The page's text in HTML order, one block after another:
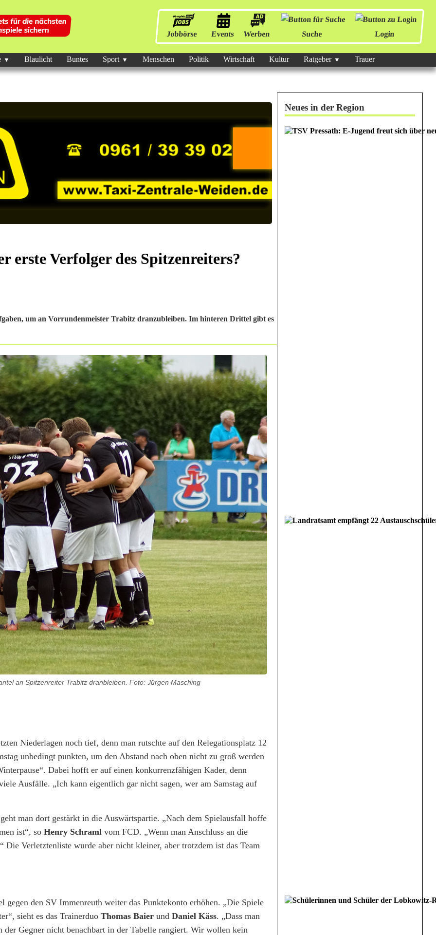
Jobbörse Events Werben Suche Login
Blaulicht Buntes Sport Menschen Politik Wirtschaft Kultur Ratgeber Trauer
erste Verfolger des Spitzenreiters?
um an Vorrundenmeister Trabitz dranzubleiben. Im hinteren Drittel gibt es
an Spitzenreiter Trabitz dranbleiben. Foto: Jürgen Masching
Niederlagen noch tief, denn man rutschte auf den Relegationsplatz 12
unbedingt punkten, um den Abstand nach oben nicht zu groß werden
Dabei hofft er auf einen konkurrenzfähigen Kader, denn
Ausfälle. „Ich kann eigentlich gar nicht sagen, wer am Samstag auf
man dort gestärkt in die Auswärtspartie. „Nach dem Spielausfall hoffe
ist“, so Henry Schraml vom FCD. „Wenn man Anschluss an die
Die Verletztenliste wurde aber nicht kleiner, aber trotzdem ist das Team
den SV Immenreuth weiter das Punktekonto erhöhen. „Die Spiele
sieht es das Trainerduo Thomas Baier und Daniel Käss. „Dass man
Gegner nicht benachbart in der Tabelle rangiert. Wir wollen kein
Neues in der Region